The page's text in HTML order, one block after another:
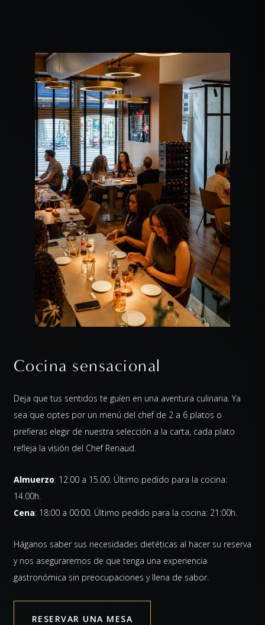
Cocina sensacional
Deja que tus sentidos te guíen en una aventura culinaria. Ya
sea que optes por un menú del chef de 2 a 6 platos o
prefieras elegir de nuestra selección a la carta, cada plato
refleja la visión del Chef Renaud.
Almuerzo: 12.00 a 15.00. Último pedido para la cocina:
14.00h.
Cena: 18:00 a 00:00. Último pedido para la cocina: 21:00h.
Háganos saber sus necesidades dietéticas al hacer su reserva
y nos aseguraremos de que tenga una experiencia
gastronómica sin preocupaciones y llena de sabor.
RESERVAR UNA MESA